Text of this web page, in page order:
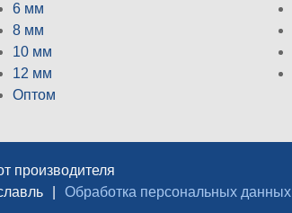
6 мм
8 мм
10 мм
12 мм
Оптом
производителя
Обработка персональных данных